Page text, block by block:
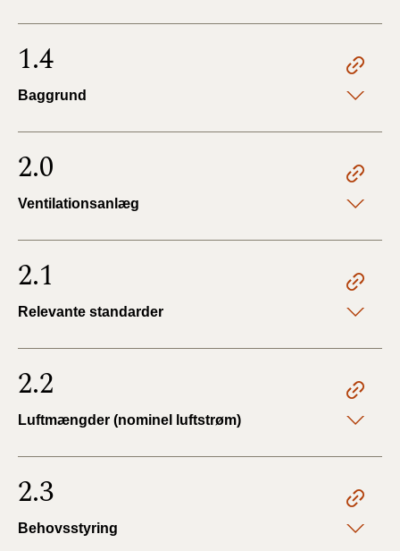
1.4
Baggrund
2.0
Ventilationsanlæg
2.1
Relevante standarder
2.2
Luftmængder (nominel luftstrøm)
2.3
Behovsstyring